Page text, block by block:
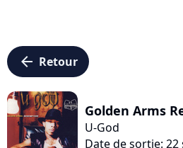
arrow_left Retour
Golden Arms
U-God
Date de sortie: